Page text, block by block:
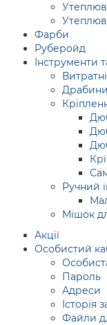
Фарби
Руберойд
Інструменти
Драбини
Ручний
Мішок
Акції
Особистий
Пароль
Адреси
Історія
Файли